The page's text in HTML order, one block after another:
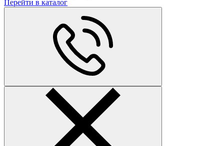
Перейти в каталог